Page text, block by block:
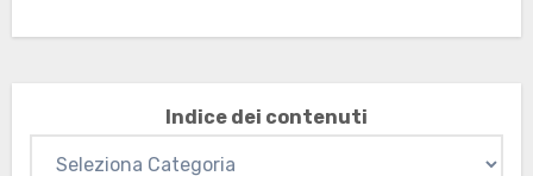
Indice dei contenuti